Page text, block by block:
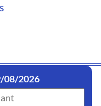
08/2026